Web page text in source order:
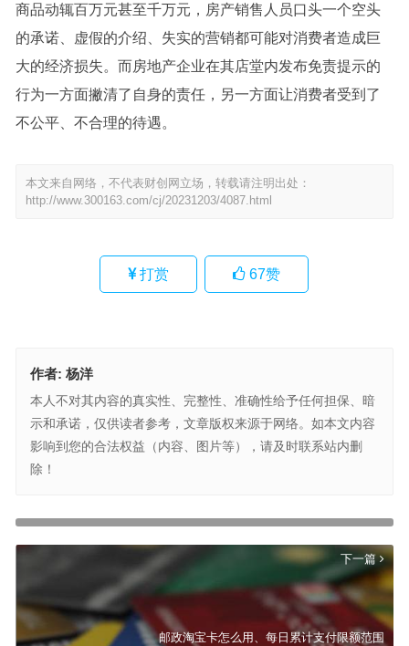
商品动辄百万元甚至千万元，房产销售人员口头一个空头
的承诺、虚假的介绍、失实的营销都可能对消费者造成巨
大的经济损失。而房地产企业在其店堂内发布免责提示的
行为一方面撇清了自身的责任，另一方面让消费者受到了
不公平、不合理的待遇。
本文来自网络，不代表财创网立场，转载请注明出处：
http://www.300163.com/cj/20231203/4087.html
打赏 67赞
作者: 杨洋
本人不对其内容的真实性、完整性、准确性给予任何担保、暗
示和承诺，仅供读者参考，文章版权来源于网络。如本文内容
影响到您的合法权益（内容、图片等），请及时联系站内删
除！
下一篇
邮政淘宝卡怎么用、每日累计支付限额范围